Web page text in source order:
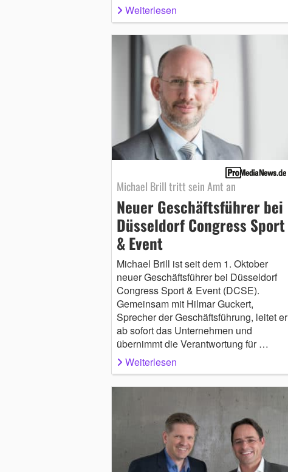
Weiterlesen
Michael Brill tritt sein Amt an
Neuer Geschäftsführer bei
Düsseldorf Congress Sport
& Event
Michael Brill ist seit dem 1. Oktober
neuer Geschäftsführer bei Düsseldorf
Congress Sport & Event (DCSE).
Gemeinsam mit Hilmar Guckert,
Sprecher der Geschäftsführung, leitet er
ab sofort das Unternehmen und
übernimmt die Verantwortung für …
Weiterlesen